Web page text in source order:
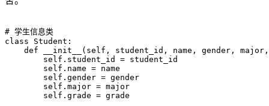
# 学生信息类
class Student:
def __init__(self, student_id, name, gender,
        self.student_id = student_id
        self.name = name
        self.gender = gender
        self.major = major
        self.grade = grade